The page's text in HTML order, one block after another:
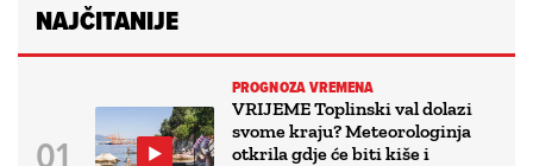
NAJČITANIJE
PROGNOZA VREMENA
VRIJEME Toplinski val dolazi
svome kraju? Meteorologinja
otkrila gdje će biti kiše i